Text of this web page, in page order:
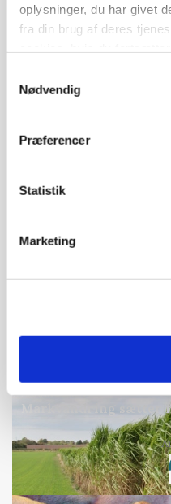
oplysninger, du har givet
fra din brug af deres
Nødvendig
Præferencer
Statistik
Marketing
Svineproducenter
katastrofe
ARRANGEMENT
Markvandring sætter